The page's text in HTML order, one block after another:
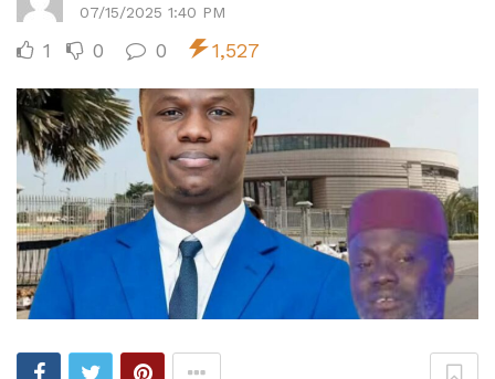
07/15/2025 1:40 PM
1 0 0 1,527